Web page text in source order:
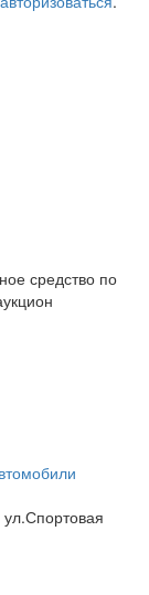
средство по
ул.Спортовая